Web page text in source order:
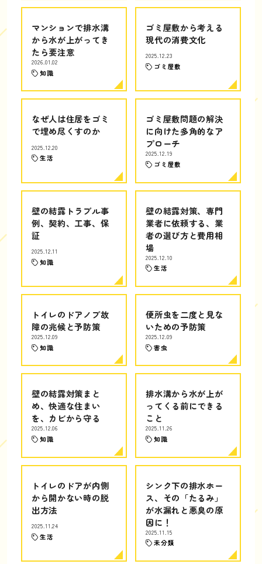
マンションで排水溝
から水が上がってき
たら要注意
2026.01.02
知識
ゴミ屋敷から考える
現代の消費文化
2025.12.23
ゴミ屋敷
なぜ人は住居をゴミ
で埋め尽くすのか
2025.12.20
生活
ゴミ屋敷問題の解決
に向けた多角的なア
プローチ
2025.12.19
ゴミ屋敷
壁の結露トラブル事
例、契約、工事、保
証
2025.12.11
知識
壁の結露対策、専門
業者に依頼する、業
者の選び方と費用相
場
2025.12.10
生活
トイレのドアノブ故
障の兆候と予防策
2025.12.09
知識
便所虫を二度と見な
いための予防策
2025.12.09
害虫
壁の結露対策まと
め、快適な住まい
を、カビから守る
2025.12.06
知識
排水溝から水が上が
ってくる前にできる
こと
2025.11.26
知識
トイレのドアが内側
から開かない時の脱
出方法
2025.11.24
生活
シンク下の排水ホー
ス、その「たるみ」
が水漏れと悪臭の原
因に！
2025.11.15
未分類